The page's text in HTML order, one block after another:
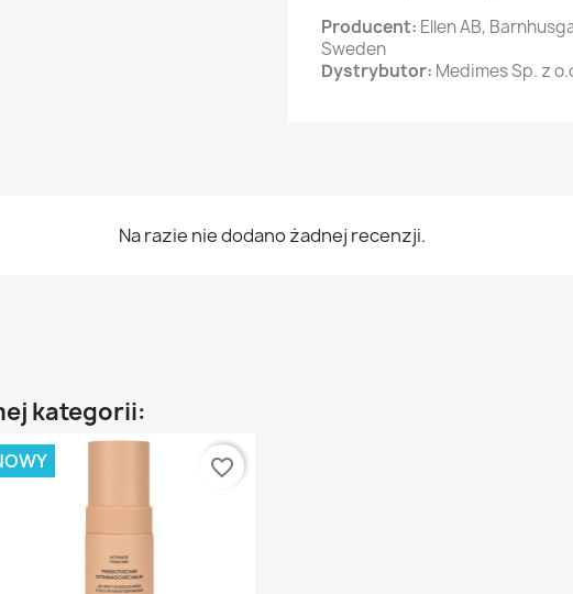
Producent: Ellen AB,
Sweden
Dystrybutor: Medimes Sp. z
Na razie nie dodano żadnej recenzji.
kategorii:
favorite_border